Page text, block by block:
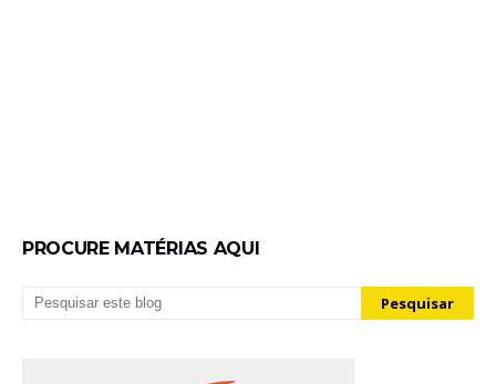
PROCURE MATÉRIAS AQUI